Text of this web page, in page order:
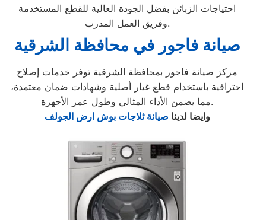
احتياجات الزبائن بفضل الجودة العالية للقطع المستخدمة
وفريق العمل المدرب.
صيانة فاجور في محافظة الشرقية
مركز صيانة فاجور بمحافظة الشرقية توفر خدمات إصلاح
احترافية باستخدام قطع غيار أصلية وشهادات ضمان معتمدة،
مما يضمن الأداء المثالي وطول عمر الأجهزة.
وايضا لدينا صيانة ثلاجات بوش ارض الجولف